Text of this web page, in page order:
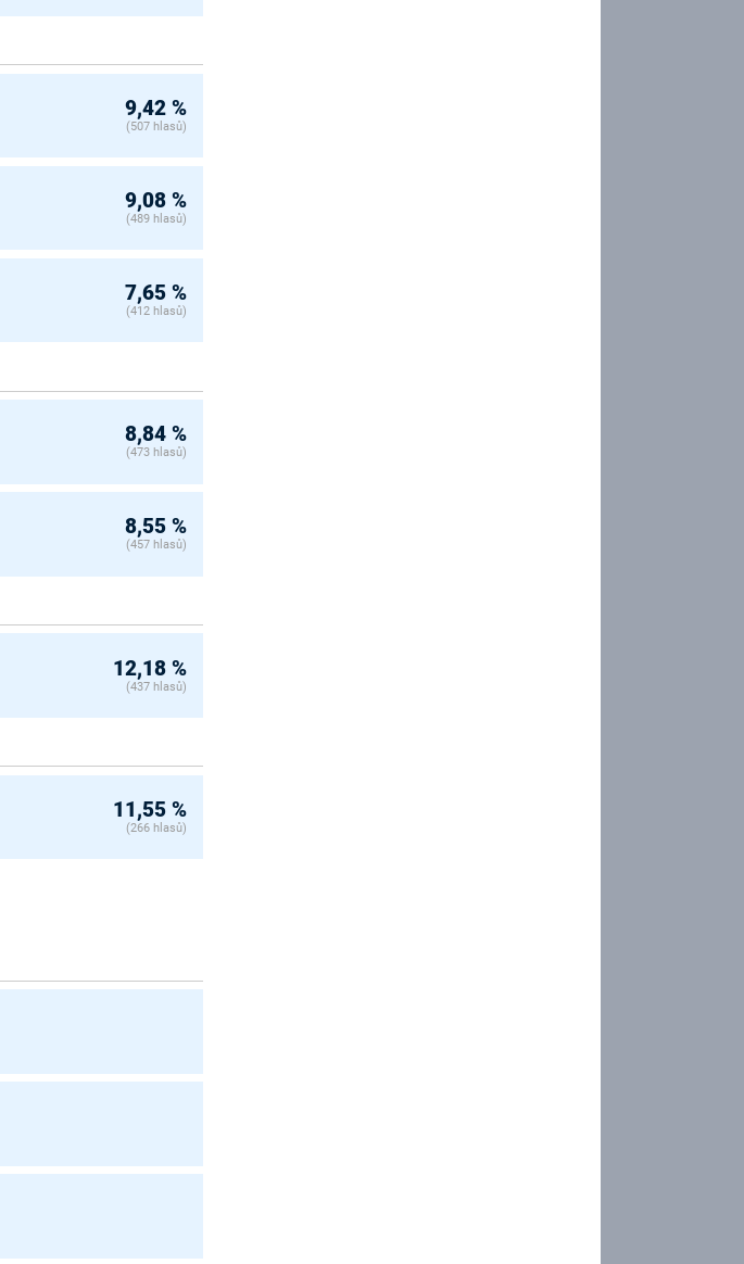
9,42 %
(507 hlasů)
9,08 %
(489 hlasů)
7,65 %
(412 hlasů)
8,84 %
(473 hlasů)
8,55 %
(457 hlasů)
12,18 %
(437 hlasů)
11,55 %
(266 hlasů)